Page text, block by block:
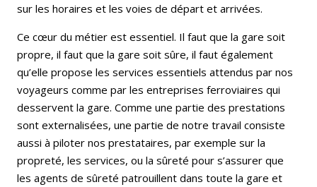
sur les horaires et les voies de départ et arrivées.
Ce cœur du métier est essentiel. Il faut que la gare soit
propre, il faut que la gare soit sûre, il faut également
qu’elle propose les services essentiels attendus par nos
voyageurs comme par les entreprises ferroviaires qui
desservent la gare. Comme une partie des prestations
sont externalisées, une partie de notre travail consiste
aussi à piloter nos prestataires, par exemple sur la
propreté, les services, ou la sûreté pour s’assurer que
les agents de sûreté patrouillent dans toute la gare et